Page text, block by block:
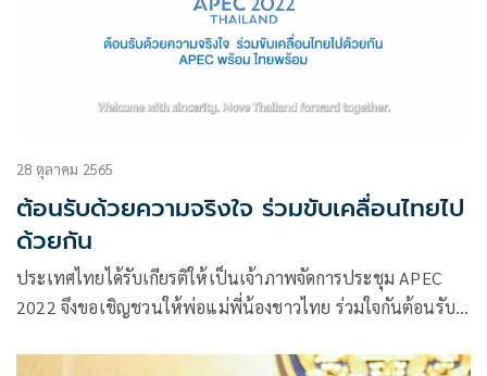
28 ตุลาคม 2565
ต้อนรับด้วยความจริงใจ ร่วมขับเคลื่อนไทยไป
ด้วยกัน
ประเทศไทยได้รับเกียรติให้เป็นเจ้าภาพจัดการประชุม APEC
2022 จึงขอเชิญชวนให้พ่อแม่พี่น้องชาวไทย ร่วมใจกันต้อนรับ